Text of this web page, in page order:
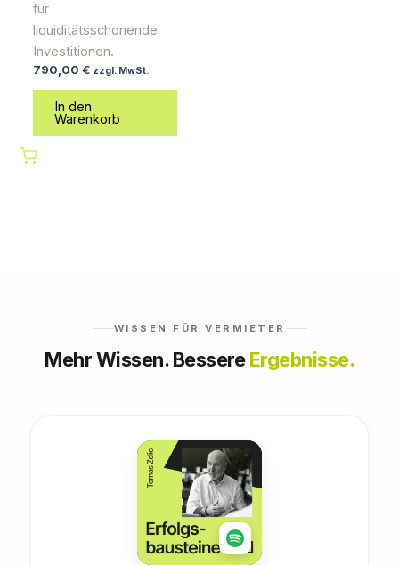
für
liquiditätsschonende
Investitionen.
790,00 € zzgl. MwSt.
In den
Warenkorb
WISSEN FÜR VERMIETER
Mehr Wissen. BessereErgebnisse.